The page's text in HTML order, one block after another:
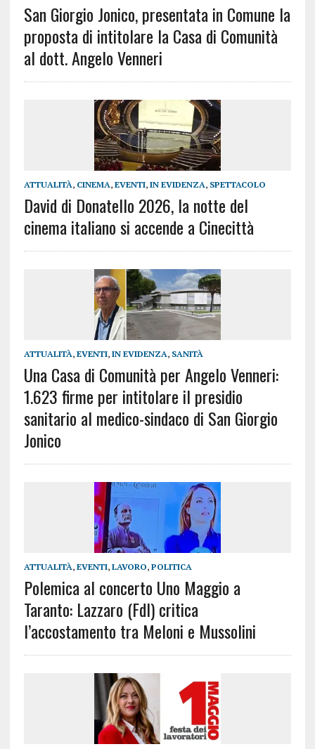
San Giorgio Jonico, presentata in Comune la
proposta di intitolare la Casa di Comunità
al dott. Angelo Venneri
ATTUALITÀ, CINEMA, EVENTI, IN EVIDENZA, SPETTACOLO
David di Donatello 2026, la notte del
cinema italiano si accende a Cinecittà
ATTUALITÀ, EVENTI, IN EVIDENZA, SANITÀ
Una Casa di Comunità per Angelo Venneri:
1.623 firme per intitolare il presidio
sanitario al medico-sindaco di San Giorgio
Jonico
ATTUALITÀ, EVENTI, LAVORO, POLITICA
Polemica al concerto Uno Maggio a
Taranto: Lazzaro (FdI) critica
l’accostamento tra Meloni e Mussolini